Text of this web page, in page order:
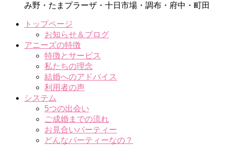
み野・たまプラーザ・十日市場・調布・府中・町田
トップページ
お知らせ＆ブログ
アニーズの特徴
特徴とサービス
私たちの理念
結婚へのアドバイス
利用者の声
システム
5つの出会い
ご成婚までの流れ
お見合いパーティー
どんなパーティーなの？